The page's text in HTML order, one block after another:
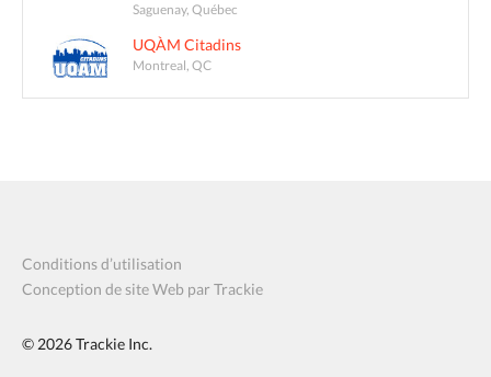
Saguenay, Québec
UQÀM Citadins
Montreal, QC
Conditions d’utilisation
Conception de site Web par Trackie
© 2026Trackie Inc.